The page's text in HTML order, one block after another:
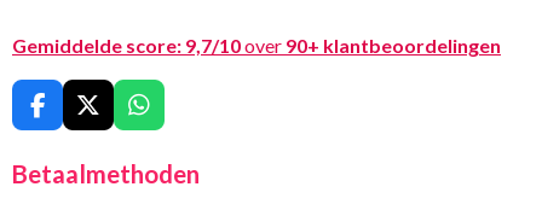
Gemiddelde score: 9,7/10over 90+ klantbeoordelingen
F
a
c
e
X
W
h
t
Betaalmethoden